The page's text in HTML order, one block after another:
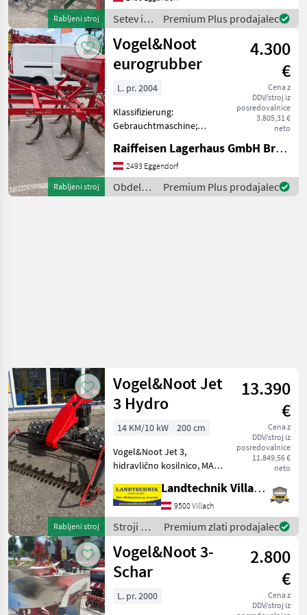
Rabljeni stroj
Setev in nega Setvena
kombinacija
Setev in
nega /
Vogel&Noot
Premium Plus prodajalec
Rabljeni stroj
Vogel&Noot
eurogrubber
4.300
€
Cena z
DDV/stroj iz
posredovalnice
3.805,31 €
neto
L. pr. 2004
Klassifizierung:
Gebrauchtmaschine;
Seriennummer/Fahrgestellnummer:
2040; Anzahl der Schare: 13;
Walze : Ja; Walzentyp:
Stabwalze; Anzahl Vorbesi
Raiffeisen Lagerhaus GmbH Bruck/Leitha
2493 Eggendorf
Obdelava
tal /
Premium Plus prodajalec
Rabljeni stroj
Vogel&Noot Jet
3 Hydro
13.390
€
Cena z
DDV/stroj iz
posredovalnice
11.849,56 €
neto
14 KM/10 kW
200 cm
Vogel&Noot Jet 3,
hidravlično kosilnico, MAG s
zavoro na krmilu, 4-
vrstnimi zobatimi kolesi, 2,
0 m kosilnim agregatom z
dvojnim nožem in 1 komple
Landtechnik Villach GmbH
9500 Villach
Stroji z
motorji /
Vogel&Noot
Premium zlati prodajalec
Vogel&Noot 3-
Schar
2.800
€
Cena z
DDV/stroj iz
L. pr. 2000